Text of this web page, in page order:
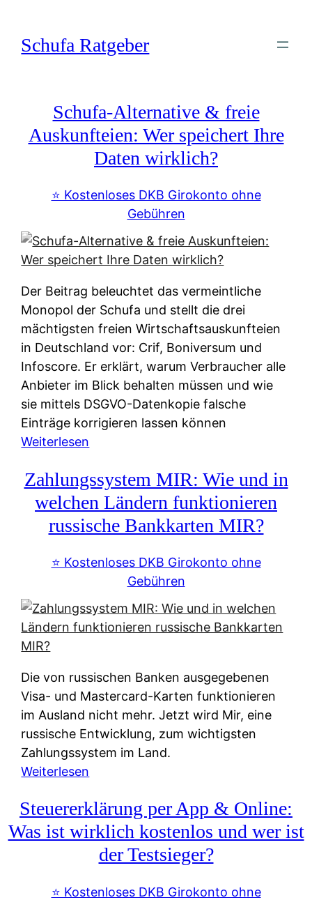
springen
Schufa Ratgeber
Schufa-Alternative & freie
Auskunfteien: Wer speichert Ihre
Daten wirklich?
⭐️ Kostenloses DKB Girokonto ohne
Gebühren
Der Beitrag beleuchtet das vermeintliche
Monopol der Schufa und stellt die drei
mächtigsten freien Wirtschaftsauskunfteien
in Deutschland vor: Crif, Boniversum und
Infoscore. Er erklärt, warum Verbraucher alle
Anbieter im Blick behalten müssen und wie
sie mittels DSGVO-Datenkopie falsche
Einträge korrigieren lassen können
Weiterlesen
c
h
u
f
-
l
t
n
a
t
i
v
e
&
f
r
e
Zahlungssystem MIR: Wie und in
welchen Ländern funktionieren
russische Bankkarten MIR?
⭐️ Kostenloses DKB Girokonto ohne
Gebühren
Die von russischen Banken ausgegebenen
Visa- und Mastercard-Karten funktionieren
im Ausland nicht mehr. Jetzt wird Mir, eine
russische Entwicklung, zum wichtigsten
Zahlungssystem im Land.
Weiterlesen
a
h
Steuererklärung per App & Online:
Was ist wirklich kostenlos und wer ist
der Testsieger?
⭐️ Kostenloses DKB Girokonto ohne